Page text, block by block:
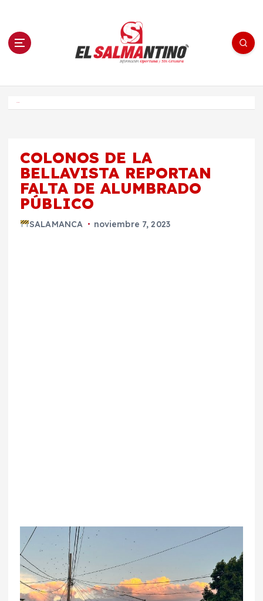
n El Salmantino - medios/noticias/editorial
COLONOS DE LA
BELLAVISTA REPORTAN
FALTA DE ALUMBRADO
PÚBLICO
SALAMANCA noviembre 7, 2023